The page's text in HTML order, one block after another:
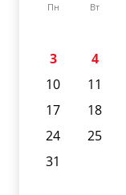
Пн Вт
3
4
10
11
17
18
24
25
31